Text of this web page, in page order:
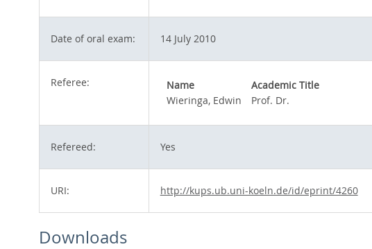
Date of oral exam: 14 July 2010
Referee: Name
Academic Title
Wieringa, Edwin
Prof. Dr.
Refereed: Yes
URI: http://kups.ub.uni-koeln.de/id/eprint/4260
Downloads